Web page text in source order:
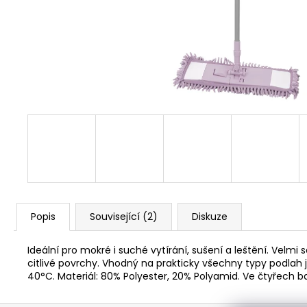
Popis Související (2) Diskuze
Ideální pro mokré i suché vytírání, sušení a leštění.
citlivé povrchy. Vhodný na prakticky všechny typy podlah
40°C. Materiál: 80% Polyester, 20% Polyamid. Ve